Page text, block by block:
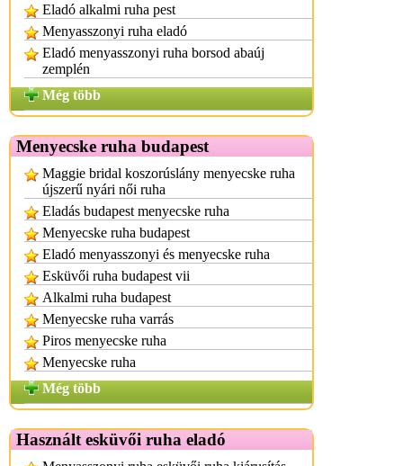
Eladó alkalmi ruha pest
Menyasszonyi ruha eladó
Eladó menyasszonyi ruha borsod abaúj
zemplén
Még több
Menyecske ruha budapest
Maggie bridal koszorúslány menyecske ruha
újszerű nyári női ruha
Eladás budapest menyecske ruha
Menyecske ruha budapest
Eladó menyasszonyi és menyecske ruha
Esküvői ruha budapest vii
Alkalmi ruha budapest
Menyecske ruha varrás
Piros menyecske ruha
Menyecske ruha
Még több
Használt esküvői ruha eladó